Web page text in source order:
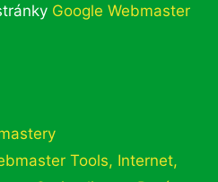
Google Webmaster
Tools, Internet,